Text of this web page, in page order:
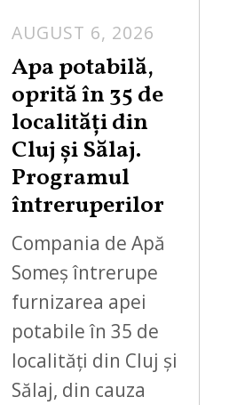
AUGUST 6, 2026
Apa potabilă,
oprită în 35 de
localități din
Cluj și Sălaj.
Programul
întreruperilor
Compania de Apă
Someș întrerupe
furnizarea apei
potabile în 35 de
localități din Cluj și
Sălaj, din cauza